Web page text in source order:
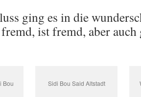
ging es in die
ist fremd, aber auch
Bou
Sidi Bou Said Altstadt